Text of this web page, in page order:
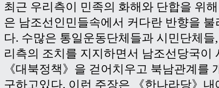
최근 우리측이 민족의 화해와 단합을 위
은 남조선인민들속에서 커다란 반향을
다. 수많은 통일운동단체들과 시민단체들
리측의 조치를 지지하면서 남조선당국이
《대북정책》을 걷어치우고 북남관계를
구하고있다. 이런 주장은 《한나라당》